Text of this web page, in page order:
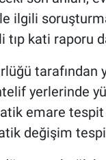
ilgili
tıp kati raporu
tarafından
yerlerinde
emare
değişim